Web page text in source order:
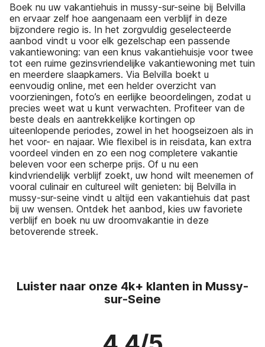
Boek nu uw vakantiehuis in mussy-sur-seine bij Belvilla
en ervaar zelf hoe aangenaam een verblijf in deze
bijzondere regio is. In het zorgvuldig geselecteerde
aanbod vindt u voor elk gezelschap een passende
vakantiewoning: van een knus vakantiehuisje voor twee
tot een ruime gezinsvriendelijke vakantiewoning met tuin
en meerdere slaapkamers. Via Belvilla boekt u
eenvoudig online, met een helder overzicht van
voorzieningen, foto’s en eerlijke beoordelingen, zodat u
precies weet wat u kunt verwachten. Profiteer van de
beste deals en aantrekkelijke kortingen op
uiteenlopende periodes, zowel in het hoogseizoen als in
het voor- en najaar. Wie flexibel is in reisdata, kan extra
voordeel vinden en zo een nog completere vakantie
beleven voor een scherpe prijs. Of u nu een
kindvriendelijk verblijf zoekt, uw hond wilt meenemen of
vooral culinair en cultureel wilt genieten: bij Belvilla in
mussy-sur-seine vindt u altijd een vakantiehuis dat past
bij uw wensen. Ontdek het aanbod, kies uw favoriete
verblijf en boek nu uw droomvakantie in deze
betoverende streek.
Luister naar onze 4k+ klanten in Mussy-
sur-Seine